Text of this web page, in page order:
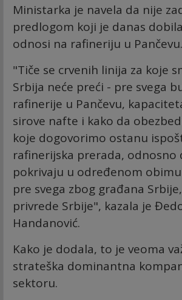
Ministarka je navela da nije
predlogom koji je danas
odnosi na rafineriju u Pančevu.
"Tiče se crvenih linija za koje
Srbija neće preći - pre svega
rafinerije u Pančevu,
sirove nafte i kako da
koje dogovorimo ostanu
rafinerijska prerada, odnosno
pokrivaju u određenom
pre svega zbog građana
privrede Srbije", kazala je
Handanović.
Kako je dodala, to je veoma
strateška dominantna
sektoru.